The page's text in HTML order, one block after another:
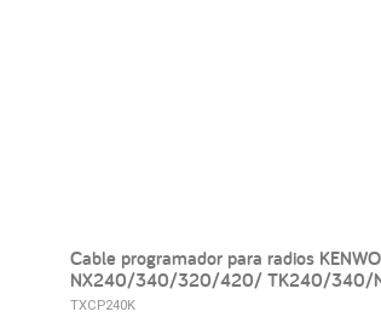
Cable programador para radios
NX240/340/320/420/ TK240/340/
TXCP240K